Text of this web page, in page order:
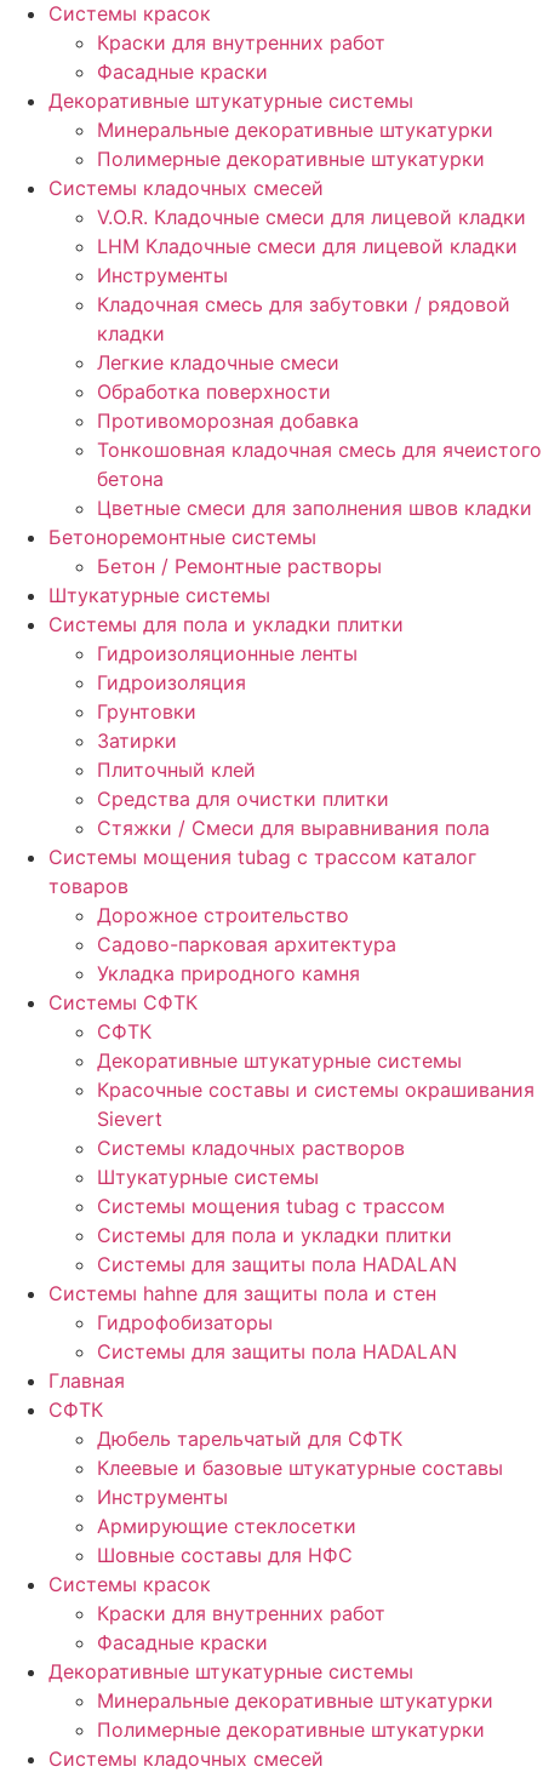
Cистемы красок
Краски для внутренних работ
Фасадные краски
Декоративные штукатурные системы
Минеральные декоративные штукатурки
Полимерные декоративные штукатурки
Системы кладочных смесей
V.O.R. Кладочные смеси для лицевой кладки
LHM Кладочные смеси для лицевой кладки
Инструменты
Кладочная смесь для забутовки / рядовой
кладки
Легкие кладочные смеси
Обработка поверхности
Противоморозная добавка
Тонкошовная кладочная смесь для ячеистого
бетона
Цветные смеси для заполнения швов кладки
Бетоноремонтные системы
Бетон / Ремонтные растворы
Штукатурные системы
Cистемы для пола и укладки плитки
Гидроизоляционные ленты
Гидроизоляция
Грунтовки
Затирки
Плиточный клей
Средства для очистки плитки
Стяжки / Смеси для выравнивания пола
Системы мощения tubag с трассом каталог
товаров
Дорожное строительство
Садово-парковая архитектура
Укладка природного камня
Системы СФТК
СФТК
Декоративные штукатурные системы
Красочные составы и системы окрашивания
Sievert
Cистемы кладочных растворов
Штукатурные системы
Системы мощения tubag с трассом
Cистемы для пола и укладки плитки
Системы для защиты пола HADALAN
Системы hahne для защиты пола и стен
Гидрофобизаторы
Системы для защиты пола HADALAN
Главная
СФТК
Дюбель тарельчатый для СФТК
Клеевые и базовые штукатурные составы
Инструменты
Армирующие стеклосетки
Шовные составы для НФС
Cистемы красок
Краски для внутренних работ
Фасадные краски
Декоративные штукатурные системы
Минеральные декоративные штукатурки
Полимерные декоративные штукатурки
Системы кладочных смесей